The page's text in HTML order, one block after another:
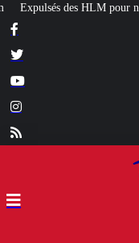
peuvent-ils obtenir